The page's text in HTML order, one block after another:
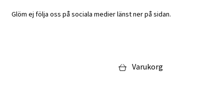
Glöm ej följa oss på sociala medier länst ner på sidan.
Varukorg